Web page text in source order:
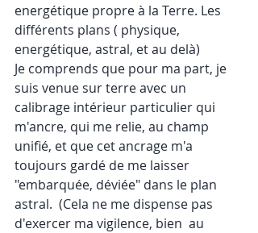
energétique propre à la Terre. Les
différents plans ( physique,
energétique, astral, et au delà)
Je comprends que pour ma part, je
suis venue sur terre avec un
calibrage intérieur particulier qui
m'ancre, qui me relie, au champ
unifié, et que cet ancrage m'a
toujours gardé de me laisser
"embarquée, déviée" dans le plan
astral.  (Cela ne me dispense pas
d'exercer ma vigilence, bien  au